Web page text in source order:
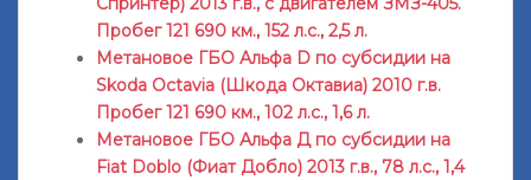
Пробег 121 690 км., 152 л.с., 2,5 л.
Метановое ГБО Альфа D по субсидии на
Skoda Octavia (Шкода Октавиа) 2010 г.в.
Пробег 121 690 км., 102 л.с., 1,6 л.
Метановое ГБО Альфа Д по субсидии на
Fiat Doblo (Фиат Добло) 2013 г.в., 78 л.с., 1,4